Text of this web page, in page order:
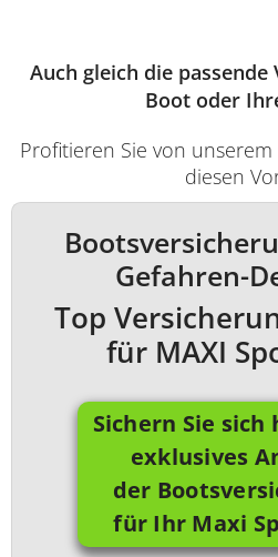
Auch gleich die
Boot oder
Profitieren Sie von
diesen
Gefahren-
Top
für MAXI
Sichern Sie
exklusives
der
für Ihr Maxi